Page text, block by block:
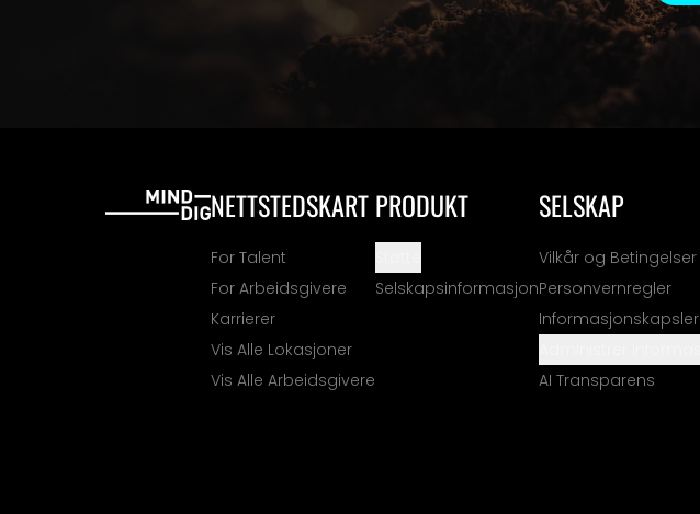
NETTSTEDSKART
For Talent
For Arbeidsgivere
Karrierer
Vis Alle Lokasjoner
Vis Alle Arbeidsgivere
PRODUKT
Selskapsinformasjon
SELSKAP
Vilkår og Betingelser
Personvernregler
Informasjonskapsler
AI Transparens